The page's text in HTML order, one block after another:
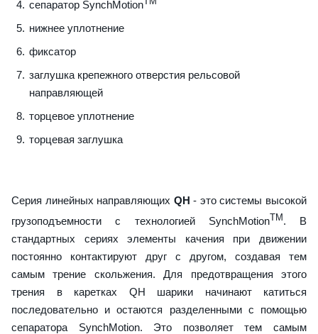
сепаратор SynchMotion
нижнее уплотнение
фиксатор
заглушка крепежного отверстия рельсовой
направляющей
торцевое уплотнение
торцевая заглушка
Серия линейных направляющих QH - это системы высокой
грузоподъемности с технологией SynchMotionTM . В
стандартных сериях элементы качения при движении
постоянно контактируют друг с другом, создавая тем
самым трение скольжения. Для предотвращения этого
трения в каретках QH шарики начинают катиться
последовательно и остаются разделенными с помощью
сепаратора SynchMotion. Это позволяет тем самым